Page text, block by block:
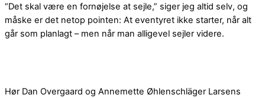
“Det skal være en fornøjelse at sejle,” siger jeg altid selv, og
måske er det netop pointen: At eventyret ikke starter, når alt
går som planlagt – men når man alligevel sejler videre.
Hør Dan Overgaard og Annemette Øhlenschläger Larsens